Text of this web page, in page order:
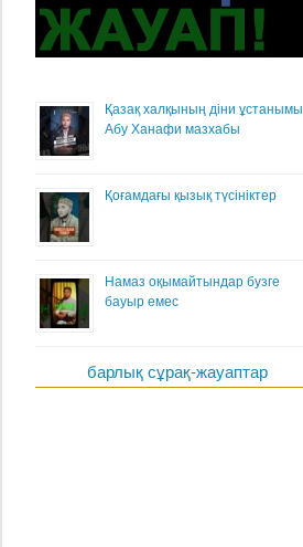
Қазақ халқының діни ұстанымы
Абу Ханафи мазхабы
Қоғамдағы қызық түсініктер
Намаз оқымайтындар бузге
бауыр емес
барлық сұрақ-жауаптар